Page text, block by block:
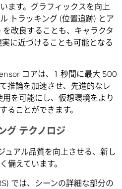
ます。グラフィックスを向上
トラッキング (位置追跡) とア
改良することも、キャラクタ
に近づけることも可能となる
コアは、1 秒間に最大 500
推論を加速させ、先進的なレ
を可能にし、仮想環境をより
ることができます。
グ テクノロジ
ュアル品質を向上させる、新し
備えています。
では、シーンの詳細な部分の